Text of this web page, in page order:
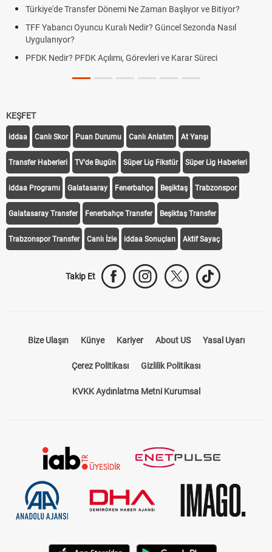
Türkiye'de Transfer Dönemi Ne Zaman Başlıyor ve Bitiyor?
TFF Yabancı Oyuncu Kuralı Nedir? Güncel Sezonda Nasıl
Uygulanıyor?
PFDK Nedir? PFDK Açılımı, Görevleri ve Karar Süreci
KEŞFET
iddaa Canlı Skor Puan Durumu Canlı Anlatım At Yarışı
Transfer Haberleri TV'de Bugün Süper Lig Fikstür Süper Lig Haberleri
iddaa Programı Galatasaray Fenerbahçe Beşiktaş Trabzonspor
Galatasaray Transfer Fenerbahçe Transfer Beşiktaş Transfer
Trabzonspor Transfer Canlı İzle iddaa Sonuçları Aktif Sayaç
Takip Et
Bize Ulaşın Künye Kariyer About US Yasal Uyarı
Çerez Politikası Gizlilik Politikası
KVKK Aydınlatma Metni Kurumsal